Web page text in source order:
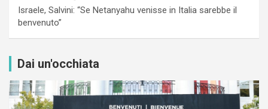
Israele, Salvini: “Se Netanyahu venisse in Italia sarebbe il
benvenuto”
Dai un'occhiata